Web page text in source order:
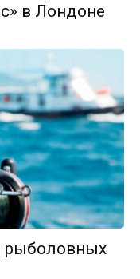
в Лондоне
рыболовных